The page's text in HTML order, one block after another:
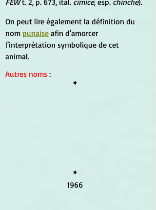
On peut lire également la définition du
nom punaise afin d'amorcer
l'interprétation symbolique de cet
animal.
Autres noms :
*
*
1966